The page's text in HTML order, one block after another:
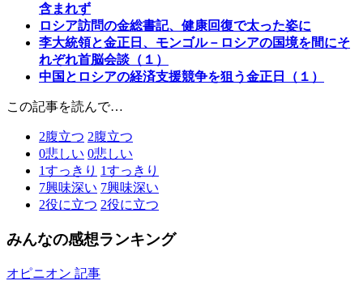
含まれず
ロシア訪問の金総書記、健康回復で太った姿に
李大統領と金正日、モンゴル－ロシアの国境を間にそ
れぞれ首脳会談（１）
中国とロシアの経済支援競争を狙う金正日（１）
この記事を読んで…
2腹立つ 2腹立つ
0悲しい 0悲しい
1すっきり 1すっきり
7興味深い 7興味深い
2役に立つ 2役に立つ
みんなの感想ランキング
オピニオン 記事